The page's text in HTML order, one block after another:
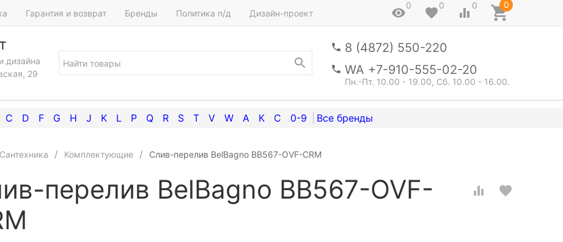
Гарантия и возврат Бренды Политика п/д Дизайн-проект
0 0 0 0
дизайна
29
8 (4872) 550-220
WA +7-910-555-02-20
Пн.-Пт. 10.00 - 19.00, Сб. 10.00 - 16.00.
C D F G H J K L P Q R S T V W А К С 0-9
Сантехника Комплектующие Слив-перелив BelBagno BB567-OVF-CRM
перелив BelBagno BB567-OVF-